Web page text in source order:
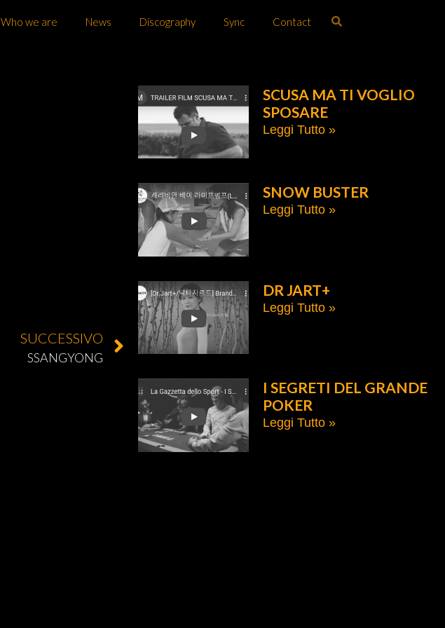
Who we are News Discography Sync Contact
SUCCESSIVO
SSANGYONG
SCUSA MA TI VOGLIO
SPOSARE
Leggi Tutto »
SNOW BUSTER
Leggi Tutto »
DR JART+
Leggi Tutto »
I SEGRETI DEL GRANDE
POKER
Leggi Tutto »